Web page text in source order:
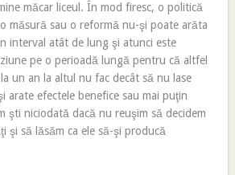
măcar liceul. În mod firesc, o politică
măsură sau o reformă nu-şi poate arăta
interval atât de lung şi atunci este
pe o perioadă lungă pentru că altfel
un an la altul nu fac decât să nu lase
arate efectele benefice sau mai puţin
şti niciodată dacă nu reuşim să decidem
şi să lăsăm ca ele să-şi producă